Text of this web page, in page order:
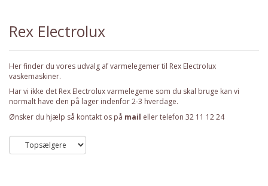
Rex Electrolux
Her finder du vores udvalg af varmelegemer til Rex Electrolux
vaskemaskiner.
Har vi ikke det Rex Electrolux varmelegeme som du skal bruge kan vi
normalt have den på lager indenfor 2-3 hverdage.
Ønsker du hjælp så kontakt os på mail eller telefon 32 11 12 24